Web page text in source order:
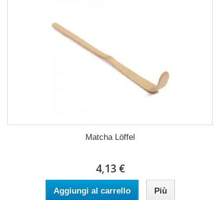
Matcha Löffel
4,13 €
Aggiungi al carrello Più